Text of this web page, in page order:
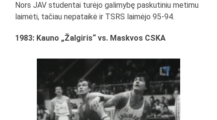
Nors JAV studentai turėjo galimybę paskutiniu metimu
laimėti, tačiau nepataikė ir TSRS laimėjo 95-94.
1983: Kauno „Žalgiris“ vs. Maskvos CSKA